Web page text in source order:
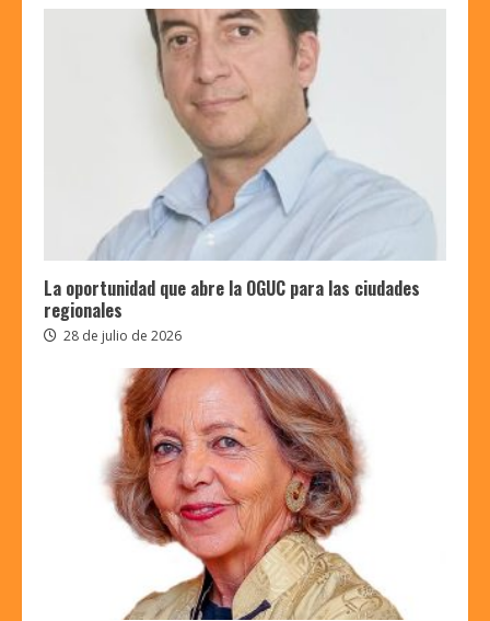
La oportunidad que abre la OGUC para las ciudades
regionales
28 de julio de 2026